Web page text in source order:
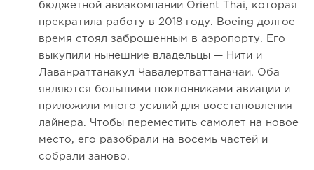
бюджетной авиакомпании Orient Thai, которая
прекратила работу в 2018 году. Boeing долгое
время стоял заброшенным в аэропорту. Его
выкупили нынешние владельцы — Нити и
Лаванраттанакул Чавалертваттаначаи. Оба
являются большими поклонниками авиации и
приложили много усилий для восстановления
лайнера. Чтобы переместить самолет на новое
место, его разобрали на восемь частей и
собрали заново.